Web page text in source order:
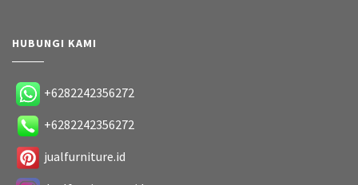
HUBUNGI KAMI
+6282242356272
+6282242356272
jualfurniture.id